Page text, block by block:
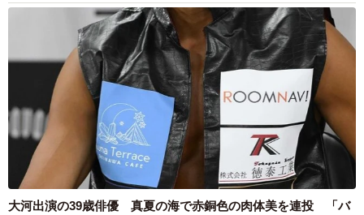
大河出演の39歳俳優 真夏の海で赤銅色の肉体美を連投 「バ